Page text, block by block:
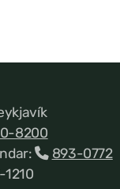
8200
893-0772
1210